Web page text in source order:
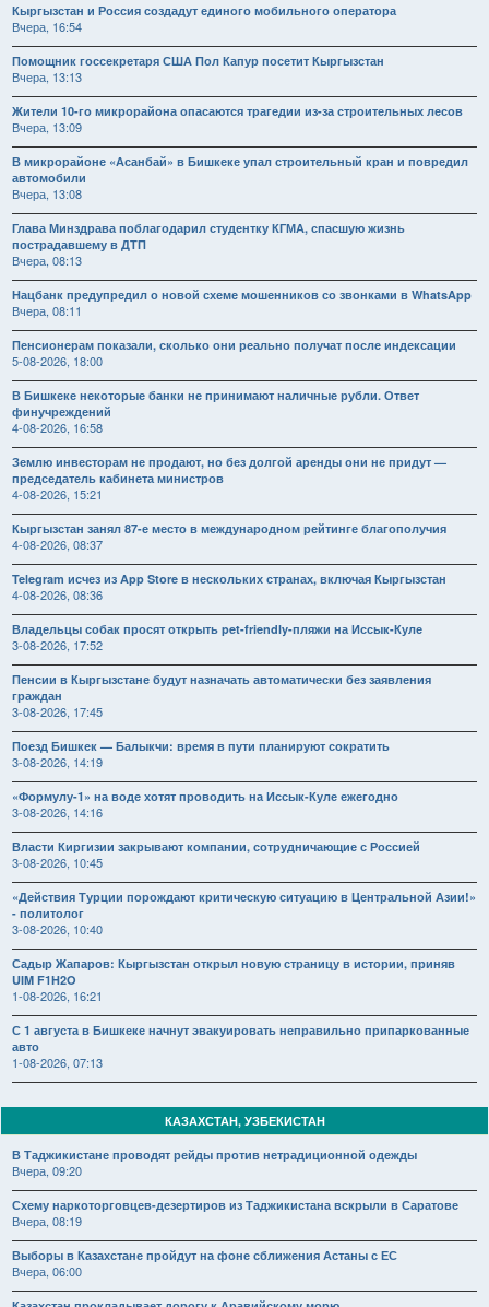
Кыргызстан и Россия создадут единого мобильного оператора
Вчера, 16:54
Помощник госсекретаря США Пол Капур посетит Кыргызстан
Вчера, 13:13
Жители 10-го микрорайона опасаются трагедии из-за строительных лесов
Вчера, 13:09
В микрорайоне «Асанбай» в Бишкеке упал строительный кран и повредил
автомобили
Вчера, 13:08
Глава Минздрава поблагодарил студентку КГМА, спасшую жизнь
пострадавшему в ДТП
Вчера, 08:13
Нацбанк предупредил о новой схеме мошенников со звонками в WhatsApp
Вчера, 08:11
Пенсионерам показали, сколько они реально получат после индексации
5-08-2026, 18:00
В Бишкеке некоторые банки не принимают наличные рубли. Ответ
финучреждений
4-08-2026, 16:58
Землю инвесторам не продают, но без долгой аренды они не придут —
председатель кабинета министров
4-08-2026, 15:21
Кыргызстан занял 87-е место в международном рейтинге благополучия
4-08-2026, 08:37
Telegram исчез из App Store в нескольких странах, включая Кыргызстан
4-08-2026, 08:36
Владельцы собак просят открыть pet-friendly-пляжи на Иссык-Куле
3-08-2026, 17:52
Пенсии в Кыргызстане будут назначать автоматически без заявления
граждан
3-08-2026, 17:45
Поезд Бишкек — Балыкчи: время в пути планируют сократить
3-08-2026, 14:19
«Формулу-1» на воде хотят проводить на Иссык-Куле ежегодно
3-08-2026, 14:16
Власти Киргизии закрывают компании, сотрудничающие с Россией
3-08-2026, 10:45
«Действия Турции порождают критическую ситуацию в Центральной Азии!»
- политолог
3-08-2026, 10:40
Садыр Жапаров: Кыргызстан открыл новую страницу в истории, приняв
UIM F1H2O
1-08-2026, 16:21
С 1 августа в Бишкеке начнут эвакуировать неправильно припаркованные
авто
1-08-2026, 07:13
КАЗАХСТАН, УЗБЕКИСТАН
В Таджикистане проводят рейды против нетрадиционной одежды
Вчера, 09:20
Схему наркоторговцев-дезертиров из Таджикистана вскрыли в Саратове
Вчера, 08:19
Выборы в Казахстане пройдут на фоне сближения Астаны с ЕС
Вчера, 06:00